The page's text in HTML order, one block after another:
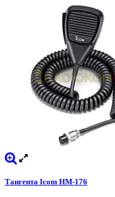
Тангента Icom HM-176